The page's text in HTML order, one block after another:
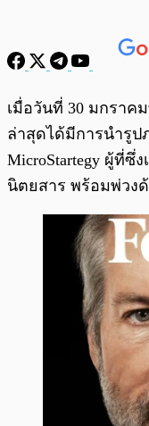
พร้อมเล่น
เมื่อวันที่ 30 มกราค
ล่าสุดได้มีการนำรูป
MicroStartegy ผู้ที่ซึ่ง
นิตยสาร พร้อมพ่วงด้